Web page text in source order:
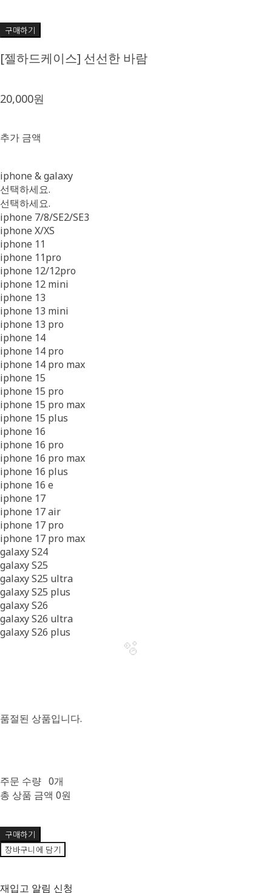
구매하기
[젤하드케이스] 선선한 바람
20,000원
추가 금액
iphone & galaxy
선택하세요.
선택하세요.
iphone 7/8/SE2/SE3
iphone X/XS
iphone 11
iphone 11pro
iphone 12/12pro
iphone 12 mini
iphone 13
iphone 13 mini
iphone 13 pro
iphone 14
iphone 14 pro
iphone 14 pro max
iphone 15
iphone 15 pro
iphone 15 pro max
iphone 15 plus
iphone 16
iphone 16 pro
iphone 16 pro max
iphone 16 plus
iphone 16 e
iphone 17
iphone 17 air
iphone 17 pro
iphone 17 pro max
galaxy S24
galaxy S25
galaxy S25 ultra
galaxy S25 plus
galaxy S26
galaxy S26 ultra
galaxy S26 plus
품절된 상품입니다.
주문 수량 0개
총 상품 금액 0원
구매하기
장바구니에 담기
재입고 알림 신청